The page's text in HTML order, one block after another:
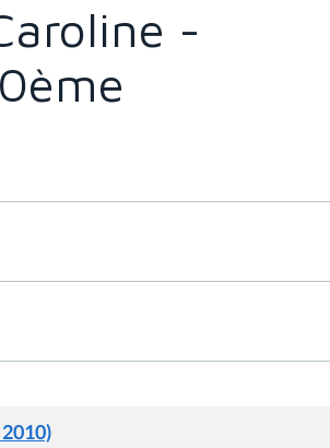
-